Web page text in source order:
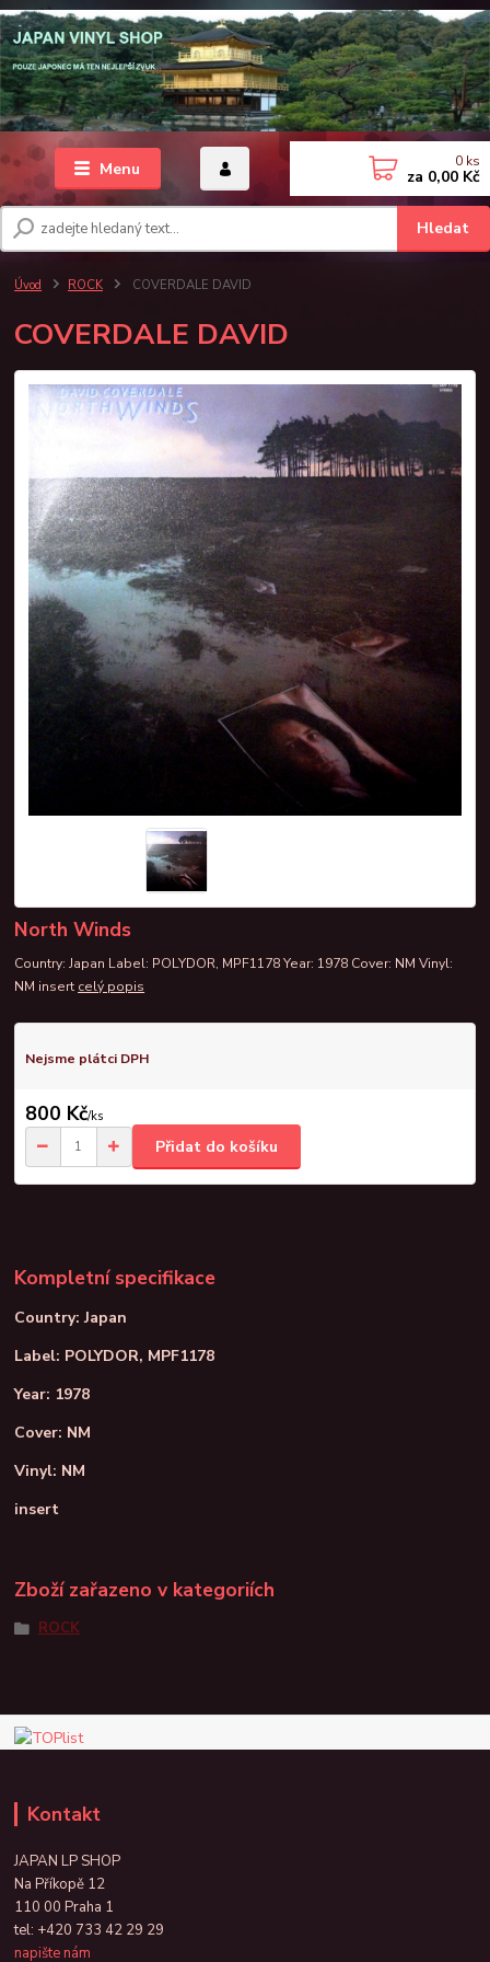
Menu
Hledat
0 ks
za 0,00 Kč
Úvod ROCK COVERDALE DAVID
COVERDALE DAVID
North Winds
Country: Japan Label: POLYDOR, MPF1178 Year: 1978 Cover: NM Vinyl:
NM insert celý popis
Nejsme plátci DPH
800 Kč/ks
Přidat do košíku
Kompletní specifikace
Country: Japan
Label: POLYDOR, MPF1178
Year: 1978
Cover: NM
Vinyl: NM
insert
Zboží zařazeno v kategoriích
ROCK
Kontakt
JAPAN LP SHOP
Na Příkopě 12
110 00 Praha 1
tel: +420 733 42 29 29
napište nám